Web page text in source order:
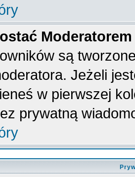
są
Jeżeli
w pierwszej
prywatną